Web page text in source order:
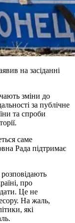
на засіданні
зміни до
за публічне
та спроби
саме
Рада підтримає
розповідають
про
Це не
На жаль,
які